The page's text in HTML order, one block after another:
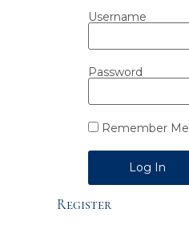
Username
Password
Remember Me
Alternative:
Register